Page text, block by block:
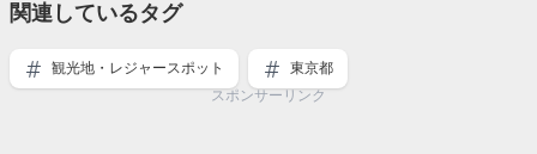
関連しているタグ
観光地・レジャースポット
東京都
スポンサーリンク